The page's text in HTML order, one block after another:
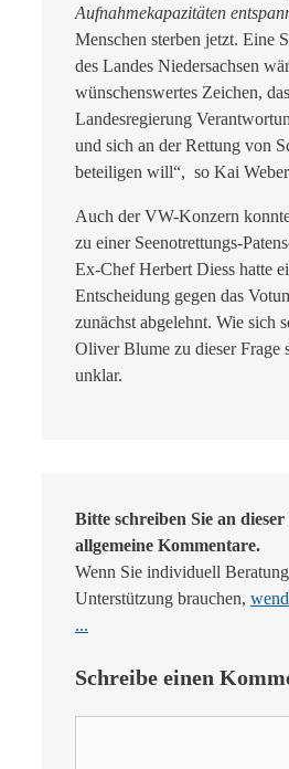
Aufnahmekapazitäten
Menschen sterben jetzt. Eine
des Landes Niedersachsen
wünschenswertes Zeichen,
Landesregierung
und sich an der Rettung von
beteiligen will“, so Kai
Auch der VW-Konzern
zu einer Seenotrettungs-
Ex-Chef Herbert Diess hatte
Entscheidung gegen das
zunächst abgelehnt. Wie sich
Oliver Blume zu dieser Frage
unklar.
Bitte schreiben Sie an
allgemeine Kommentare.
Wenn Sie individuell
Unterstützung brauchen,
...
Schreibe einen